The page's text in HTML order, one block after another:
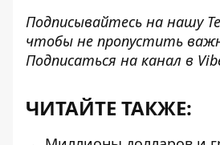
Подписывайтесь на нашу
чтобы не пропустить
Подписаться на канал в
ЧИТАЙТЕ ТАКЖЕ: